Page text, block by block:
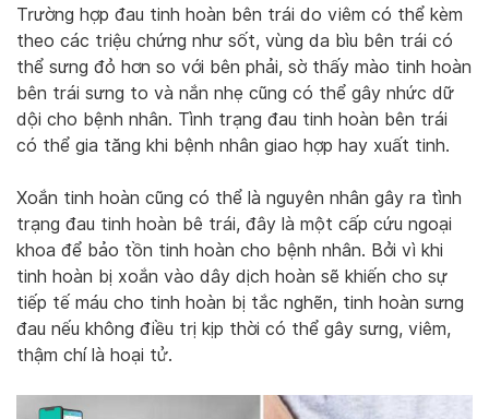
Trường hợp đau tinh hoàn bên trái do viêm có thể kèm
theo các triệu chứng như sốt, vùng da bìu bên trái có
thể sưng đỏ hơn so với bên phải, sờ thấy mào tinh hoàn
bên trái sưng to và nắn nhẹ cũng có thể gây nhức dữ
dội cho bệnh nhân. Tình trạng đau tinh hoàn bên trái
có thể gia tăng khi bệnh nhân giao hợp hay xuất tinh.
Xoắn tinh hoàn cũng có thể là nguyên nhân gây ra tình
trạng đau tinh hoàn bê trái, đây là một cấp cứu ngoại
khoa để bảo tồn tinh hoàn cho bệnh nhân. Bởi vì khi
tinh hoàn bị xoắn vào dây dịch hoàn sẽ khiến cho sự
tiếp tế máu cho tinh hoàn bị tắc nghẽn, tinh hoàn sưng
đau nếu không điều trị kịp thời có thể gây sưng, viêm,
thậm chí là hoại tử.